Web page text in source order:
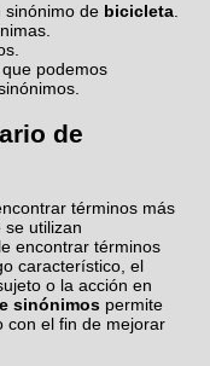
sinónimo de bicicleta.
podemos
de
términos más
utilizan
encontrar términos
característico, el
o la acción en
sinónimos permite
con el fin de mejorar